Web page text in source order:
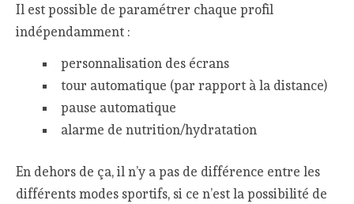
Il est possible de paramétrer chaque profil
indépendamment :
personnalisation des écrans
tour automatique (par rapport à la distance)
pause automatique
alarme de nutrition/hydratation
En dehors de ça, il n’y a pas de différence entre les
différents modes sportifs, si ce n’est la possibilité de